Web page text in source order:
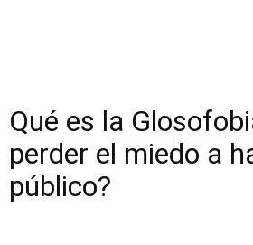
Qué es la
perder el miedo a
público?